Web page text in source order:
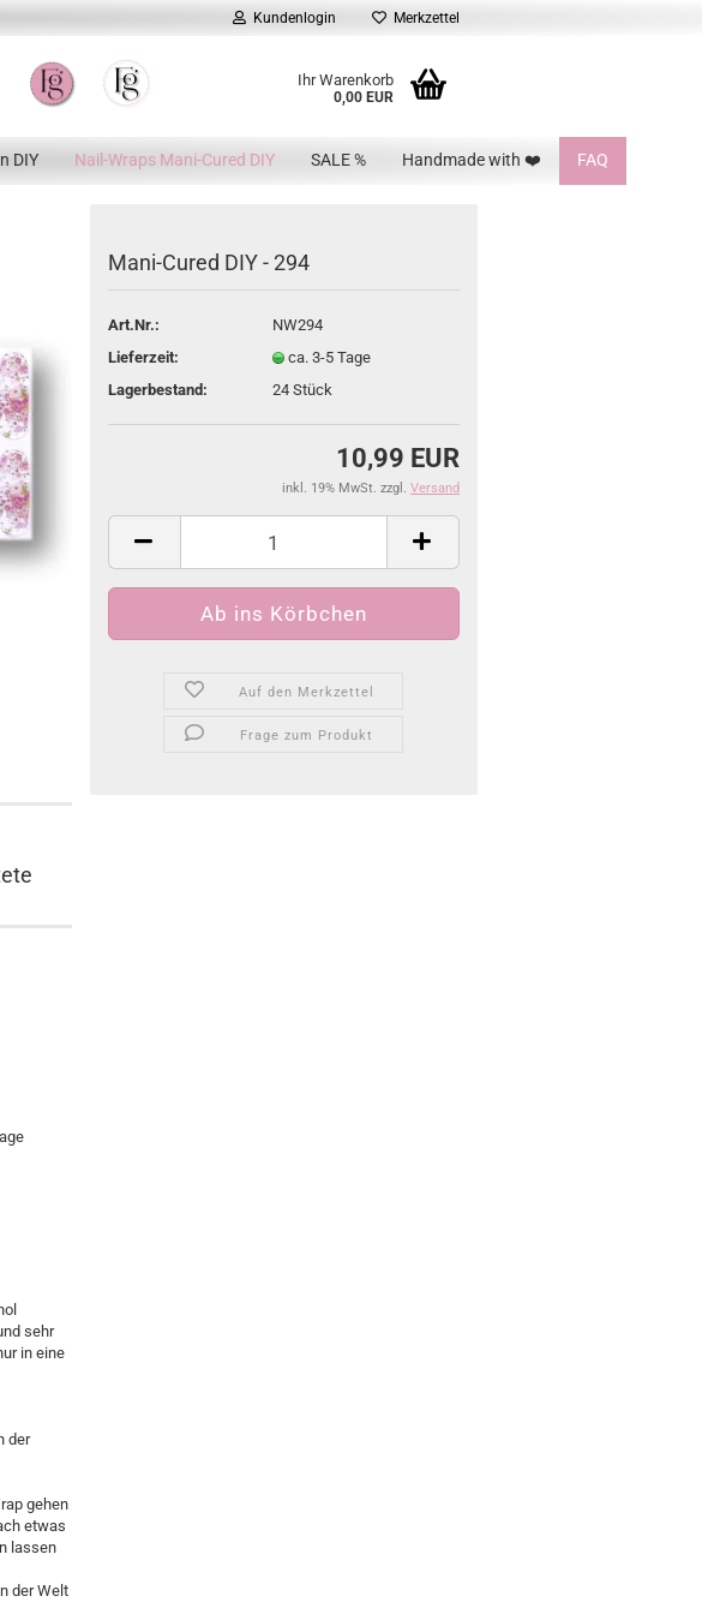
Kundenlogin
Konto erstellen
vergessen?
Merkzettel
Ihr Warenkorb
0,00 EUR
DIY Nail-Wraps Mani-Cured DIY SALE % Handmade with ❤️ FAQ
Mani-Cured DIY - 294
Art.Nr.:
NW294
Lieferzeit:
ca. 3-5 Tage
Lagerbestand:
24 Stück
10,99 EUR
inkl. 19% MwSt. zzgl. Versand
Auf den Merkzettel
Frage zum Produkt
sehr
in eine
der
gehen
etwas
lassen
der Welt